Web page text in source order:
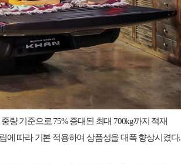
량 기준으로 75%증대된 최대 700kg까지 적재
에 따라 기본 적용하여 상품성을 대폭 향상시켰다.